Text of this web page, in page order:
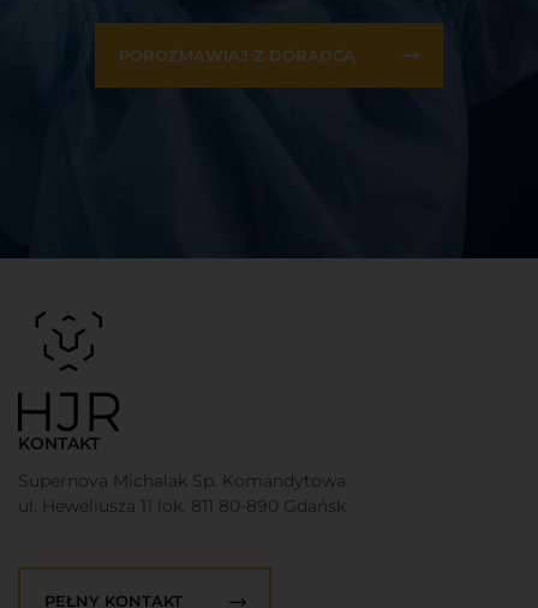
POROZMAWIAJ Z DORADCĄ
KONTAKT
Supernova Michalak Sp. Komandytowa
ul. Heweliusza 11 lok. 811 80-890 Gdańsk
PEŁNY KONTAKT